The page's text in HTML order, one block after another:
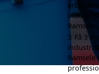
Ramsele
3 Få 3
Ramsele